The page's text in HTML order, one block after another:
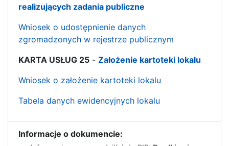
realizujących zadania publiczne
Wniosek o udostępnienie danych
zgromadzonych w rejestrze publicznym
KARTA USŁUG 25 - Założenie kartoteki lokalu
Wniosek o założenie kartoteki lokalu
Tabela danych ewidencyjnych lokalu
Informacje o dokumencie: